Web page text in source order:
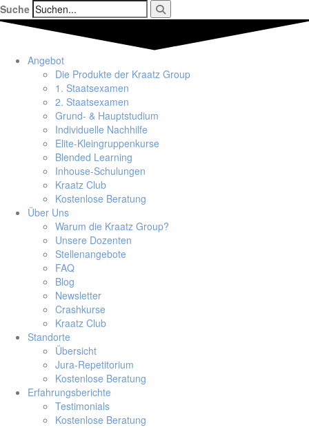
Suche
Angebot
Die Produkte der Kraatz Group
1. Staatsexamen
2. Staatsexamen
Grund- & Hauptstudium
Individuelle Nachhilfe
Elite-Kleingruppenkurse
Blended Learning
Inhouse-Schulungen
Kraatz Club
Kostenlose Beratung
Über Uns
Warum die Kraatz Group?
Unsere Dozenten
Stellenangebote
FAQ
Blog
Newsletter
Crashkurse
Kraatz Club
Standorte
Übersicht
Jura-Repetitorium
Kostenlose Beratung
Erfahrungsberichte
Testimonials
Kostenlose Beratung